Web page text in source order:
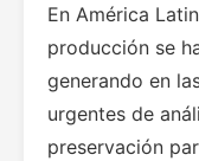
En América
producción se
generando en
urgentes de
preservación